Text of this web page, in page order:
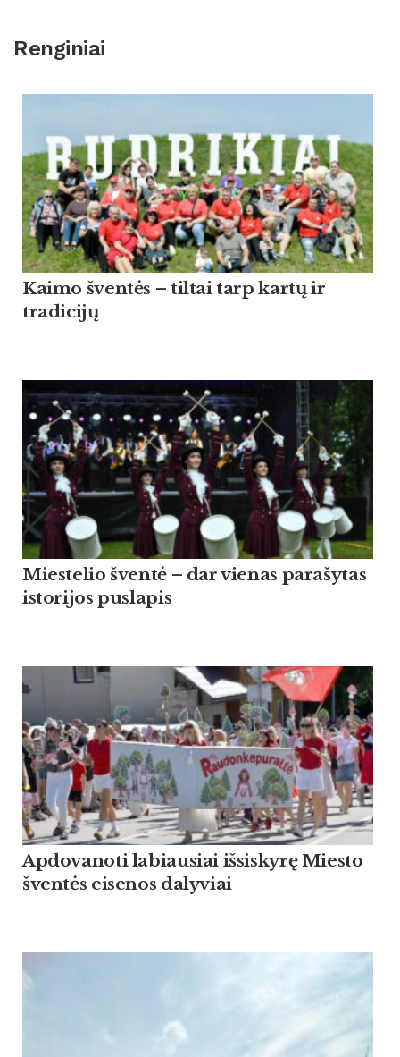
Renginiai
Kaimo šventės – tiltai tarp kartų ir
tradicijų
Miestelio šventė – dar vienas parašytas
istorijos puslapis
Apdovanoti labiausiai išsiskyrę Miesto
šventės eisenos dalyviai